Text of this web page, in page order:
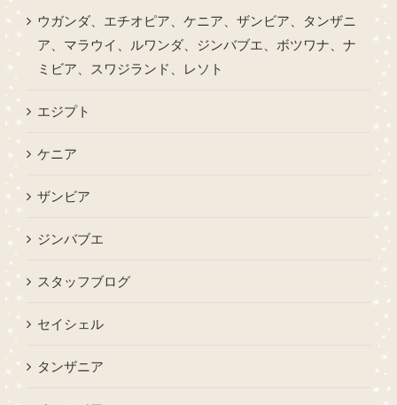
ウガンダ、エチオピア、ケニア、ザンビア、タンザニ
ア、マラウイ、ルワンダ、ジンバブエ、ボツワナ、ナ
ミビア、スワジランド、レソト
エジプト
ケニア
ザンビア
ジンバブエ
スタッフブログ
セイシェル
タンザニア